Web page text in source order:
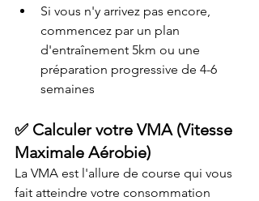
Si vous n'y arrivez pas encore,
commencez par un plan
d'entraînement 5km ou une
préparation progressive de 4-6
semaines
✅ Calculer votre VMA (Vitesse
Maximale Aérobie)
La VMA est l'allure de course qui vous
fait atteindre votre consommation